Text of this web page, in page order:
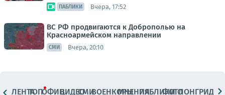
ПАБЛИКИ Вчера, 17:52
ВС РФ продвигаются к Доброполью на
Красноармейском направлении
СМИ Вчера, 20:10
ЛЕНТАТОПОФИЦ.ВИДЕОСМИВОЕНКОРЫМНЕНИЯПАБЛИКИ
ФОТОЛОНГРИДЫ